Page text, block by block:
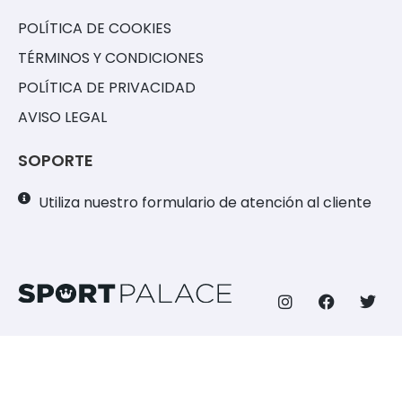
POLÍTICA DE COOKIES
TÉRMINOS Y CONDICIONES
POLÍTICA DE PRIVACIDAD
AVISO LEGAL
SOPORTE
Utiliza nuestro formulario de atención al cliente